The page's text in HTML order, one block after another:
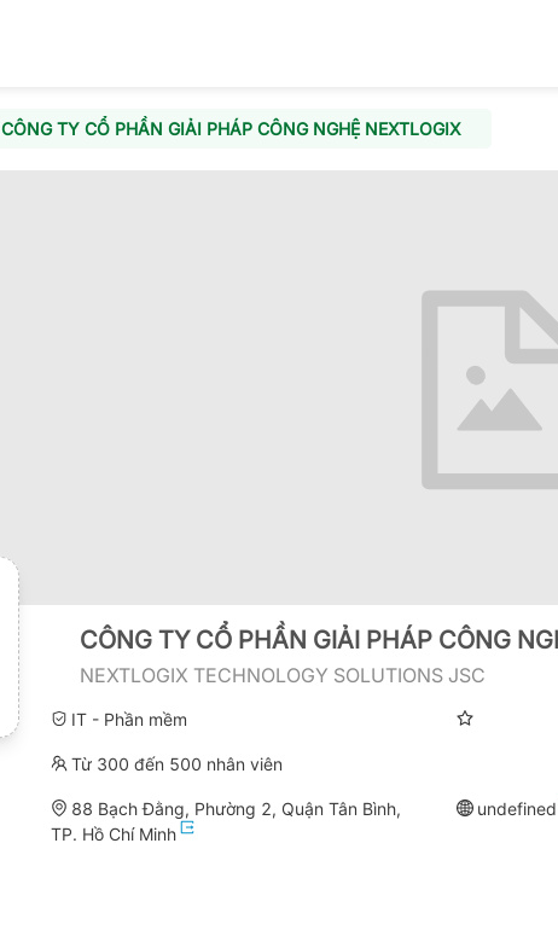
CÔNG TY CỔ PHẦN GIẢI PHÁP CÔNG NGHỆ NEXTLOGIX
CÔNG TY CỔ PHẦN GIẢI PHÁP CÔNG
NEXTLOGIX TECHNOLOGY SOLUTIONS JSC
IT - Phần mềm
Từ 300 đến 500 nhân viên
88 Bạch Đằng, Phường 2, Quận Tân Bình,
TP. Hồ Chí Minh
undefined